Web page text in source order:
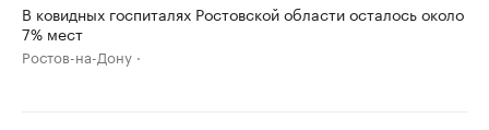
В ковидных госпиталях Ростовской области осталось около
7% мест
Ростов-на-Дону